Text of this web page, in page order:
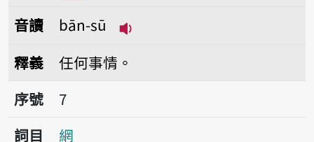
音讀
bān-sū
釋義
任何事情。
序號7網
序號
7
詞目
網